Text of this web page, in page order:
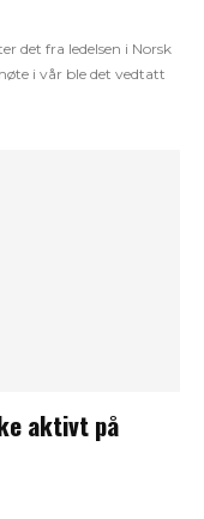
det fra ledelsen i Norsk
i vår ble det vedtatt
aktivt på